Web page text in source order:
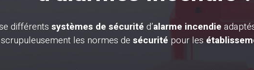
différents systèmes de sécurité d’alarme incendie
les normes de sécurité pour les